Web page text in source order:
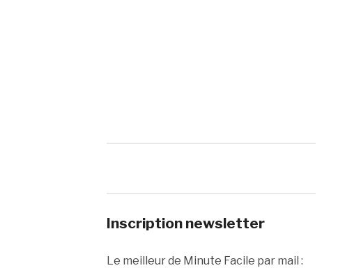
Inscription newsletter
Le meilleur de Minute Facile par mail :